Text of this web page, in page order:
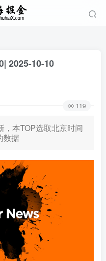
2025-10-10
119
，本TOP选取北京时间
数据